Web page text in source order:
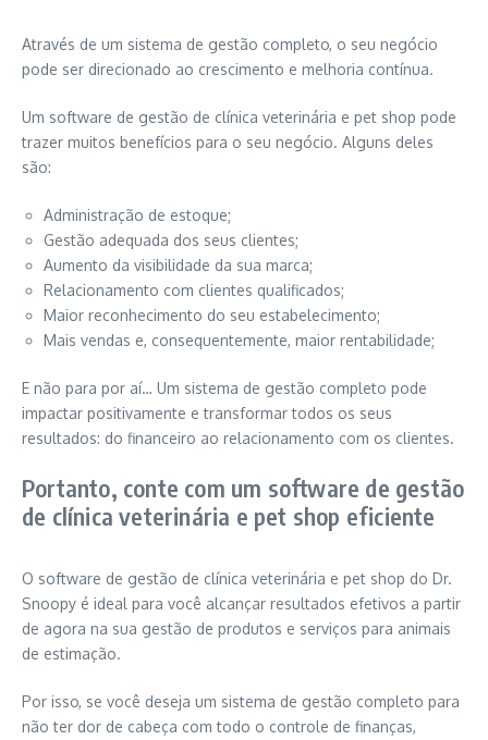
Através de um sistema de gestão completo, o seu negócio
pode ser direcionado ao crescimento e melhoria contínua.
Um software de gestão de clínica veterinária e pet shop pode
trazer muitos benefícios para o seu negócio. Alguns deles
são:
Administração de estoque;
Gestão adequada dos seus clientes;
Aumento da visibilidade da sua marca;
Relacionamento com clientes qualificados;
Maior reconhecimento do seu estabelecimento;
Mais vendas e, consequentemente, maior rentabilidade;
E não para por aí… Um sistema de gestão completo pode
impactar positivamente e transformar todos os seus
resultados: do financeiro ao relacionamento com os clientes.
Portanto, conte com um software de gestão
de clínica veterinária e pet shop eficiente
O software de gestão de clínica veterinária e pet shop do Dr.
Snoopy é ideal para você alcançar resultados efetivos a partir
de agora na sua gestão de produtos e serviços para animais
de estimação.
Por isso, se você deseja um sistema de gestão completo para
não ter dor de cabeça com todo o controle de finanças,